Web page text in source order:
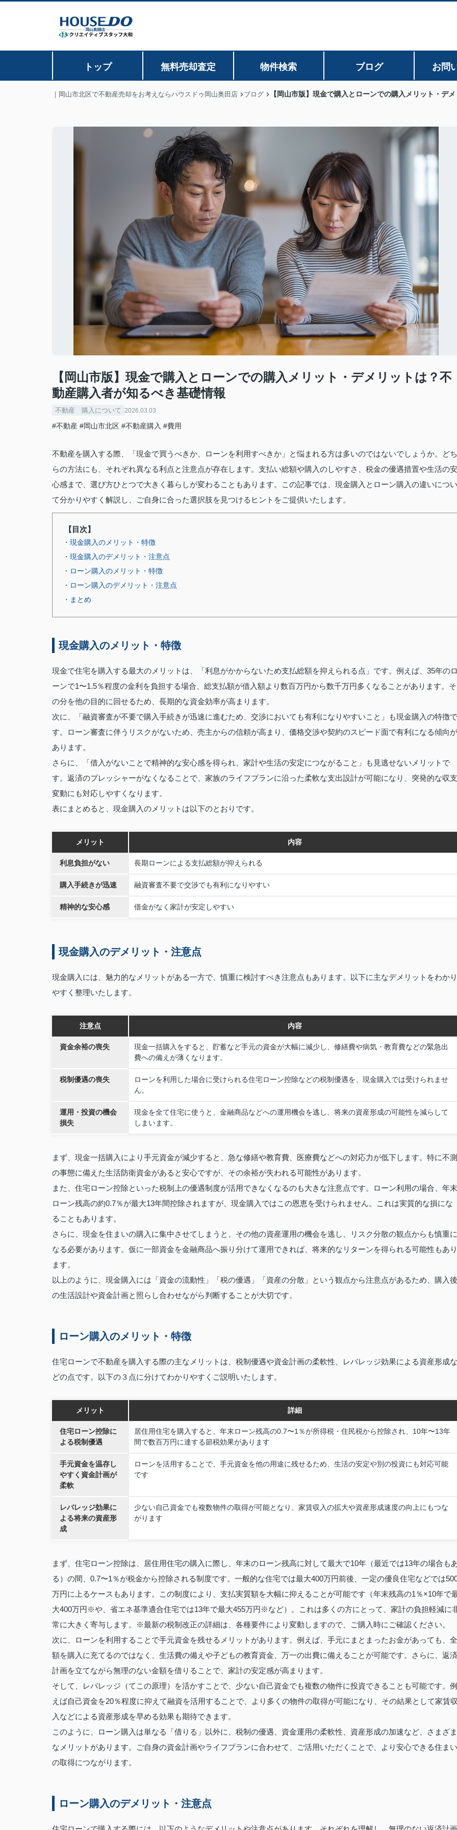
トップ 無料売却査定 物件検索 ブログ お問
｜岡山市北区で不動産売却をお考えならハウスドゥ岡山奥田店 ブログ 【岡山市版】現金で購入とローンでの購入メリット・デ
【岡山市版】現金で購入とローンでの購入メリット・デメリットは？不
動産購入者が知るべき基礎情報
不動産 購入について 2026.03.03
#不動産 #岡山市北区 #不動産購入 #費用
不動産を購入する際、「現金で買うべきか、ローンを利用すべきか」と悩まれる方は多いのではないでしょうか。どち
らの方法にも、それぞれ異なる利点と注意点が存在します。支払い総額や購入のしやすさ、税金の優遇措置や生活の安
心感まで、選び方ひとつで大きく暮らしが変わることもあります。この記事では、現金購入とローン購入の違いについ
て分かりやすく解説し、ご自身に合った選択肢を見つけるヒントをご提供いたします。
【目次】
・現金購入のメリット・特徴
・現金購入のデメリット・注意点
・ローン購入のメリット・特徴
・ローン購入のデメリット・注意点
・まとめ
現金購入のメリット・特徴
現金で住宅を購入する最大のメリットは、「利息がかからないため支払総額を抑えられる点」です。例えば、35年の
ーンで1〜1.5％程度の金利を負担する場合、総支払額が借入額より数百万円から数千万円多くなることがあります。そ
の分を他の目的に回せるため、長期的な資金効率が高まります。
次に、「融資審査が不要で購入手続きが迅速に進むため、交渉においても有利になりやすいこと」も現金購入の特徴で
す。ローン審査に伴うリスクがないため、売主からの信頼が高まり、価格交渉や契約のスピード面で有利になる傾向が
あります。
さらに、「借入がないことで精神的な安心感を得られ、家計や生活の安定につながること」も見逃せないメリットで
す。返済のプレッシャーがなくなることで、家族のライフプランに沿った柔軟な支出設計が可能になり、突発的な収支
変動にも対応しやすくなります。
表にまとめると、現金購入のメリットは以下のとおりです。
メリット 内容
利息負担がない 長期ローンによる支払総額が抑えられる
購入手続きが迅速 融資審査不要で交渉でも有利になりやすい
精神的な安心感 借金がなく家計が安定しやすい
現金購入のデメリット・注意点
現金購入には、魅力的なメリットがある一方で、慎重に検討すべき注意点もあります。以下に主なデメリットをわかり
やすく整理いたします。
注意点 内容
資金余裕の喪失
現金一括購入をすると、貯蓄など手元の資金が大幅に減少し、修繕費や病気・教育費などの緊急出
費への備えが薄くなります。
税制優遇の喪失
ローンを利用した場合に受けられる住宅ローン控除などの税制優遇を、現金購入では受けられませ
ん。
運用・投資の機会
損失
現金を全て住宅に使うと、金融商品などへの運用機会を逃し、将来の資産形成の可能性を減らして
しまいます。
まず、現金一括購入により手元資金が減少すると、急な修繕や教育費、医療費などへの対応力が低下します。特に不測
の事態に備えた生活防衛資金があると安心ですが、その余裕が失われる可能性があります。
また、住宅ローン控除といった税制上の優遇制度が活用できなくなるのも大きな注意点です。ローン利用の場合、年末
ローン残高の約0.7％が最大13年間控除されますが、現金購入ではこの恩恵を受けられません。これは実質的な損にな
ることもあります。
さらに、現金を住まいの購入に集中させてしまうと、その他の資産運用の機会を逃し、リスク分散の観点からも慎重に
なる必要があります。仮に一部資金を金融商品へ振り分けて運用できれば、将来的なリターンを得られる可能性もあり
ます。
以上のように、現金購入には「資金の流動性」「税の優遇」「資産の分散」という観点から注意点があるため、購入後
の生活設計や資金計画と照らし合わせながら判断することが大切です。
ローン購入のメリット・特徴
住宅ローンで不動産を購入する際の主なメリットは、税制優遇や資金計画の柔軟性、レバレッジ効果による資産形成な
どの点です。以下の３点に分けてわかりやすくご説明いたします。
メリット 詳細
住宅ローン控除に
よる税制優遇
居住用住宅を購入すると、年末ローン残高の0.7〜1％が所得税・住民税から控除され、10年〜13年
間で数百万円に達する節税効果があります
手元資金を温存し
やすく資金計画が
柔軟
ローンを活用することで、手元資金を他の用途に残せるため、生活の安定や別の投資にも対応可能
です
レバレッジ効果に
よる将来の資産形
成
少ない自己資金でも複数物件の取得が可能となり、家賃収入の拡大や資産形成速度の向上にもつな
がります
まず、住宅ローン控除は、居住用住宅の購入に際し、年末のローン残高に対して最大で10年（最近では13年の場合も
る）の間、0.7〜1％が税金から控除される制度です。一般的な住宅では最大400万円前後、一定の優良住宅などでは
万円に上るケースもあります。この制度により、支払実質額を大幅に抑えることが可能です（年末残高の1％×10年で
大400万円※や、省エネ基準適合住宅では13年で最大455万円※など）。これは多くの方にとって、家計の負担軽減に
常に大きく寄与します。※最新の税制改正の詳細は、各種要件により変動しますので、ご購入時にご確認ください。
次に、ローンを利用することで手元資金を残せるメリットがあります。例えば、手元にまとまったお金があっても、全
額を購入に充てるのではなく、生活費の備えや子どもの教育資金、万一の出費に備えることが可能です。さらに、返済
計画を立てながら無理のない金額を借りることで、家計の安定感が高まります。
そして、レバレッジ（てこの原理）を活かすことで、少ない自己資金でも複数の物件に投資できることも可能です。例
えば自己資金を20％程度に抑えて融資を活用することで、より多くの物件の取得が可能になり、その結果として家賃
入などによる資産形成を早める効果も期待できます。
このように、ローン購入は単なる「借りる」以外に、税制の優遇、資金運用の柔軟性、資産形成の加速など、さまざま
なメリットがあります。ご自身の資金計画やライフプランに合わせて、ご活用いただくことで、より安心できる住まい
の取得につながります。
ローン購入のデメリット・注意点